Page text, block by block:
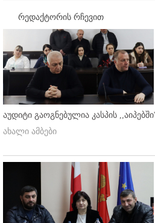
რედაქტორის რჩევით
აუდიტი გაოგნებულია კასპის
ახალი ამბები